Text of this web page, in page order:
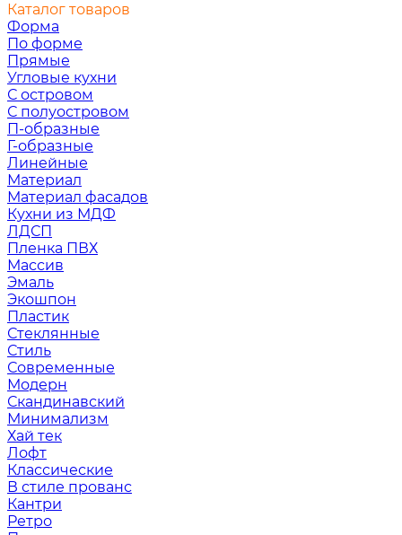
Каталог товаров
Форма
По форме
Прямые
Угловые кухни
С островом
С полуостровом
П-образные
Г-образные
Линейные
Материал
Материал фасадов
Кухни из МДФ
ЛДСП
Пленка ПВХ
Массив
Эмаль
Экошпон
Пластик
Стеклянные
Стиль
Современные
Модерн
Скандинавский
Минимализм
Хай тек
Лофт
Классические
В стиле прованс
Кантри
Ретро